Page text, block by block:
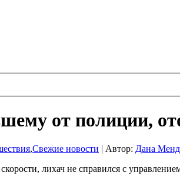
от полиции,
,Свежие новости Автор: Дана
лихач не справился с